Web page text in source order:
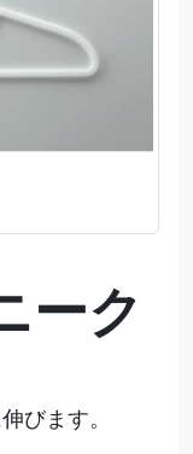
ーク
びます。